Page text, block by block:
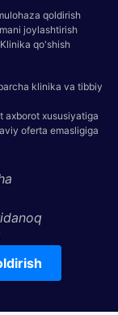
qoldirish
joylashtirish
Klinika qo'shish
klinika va tibbiy
axborot xususiyatiga
oferta emasligiga